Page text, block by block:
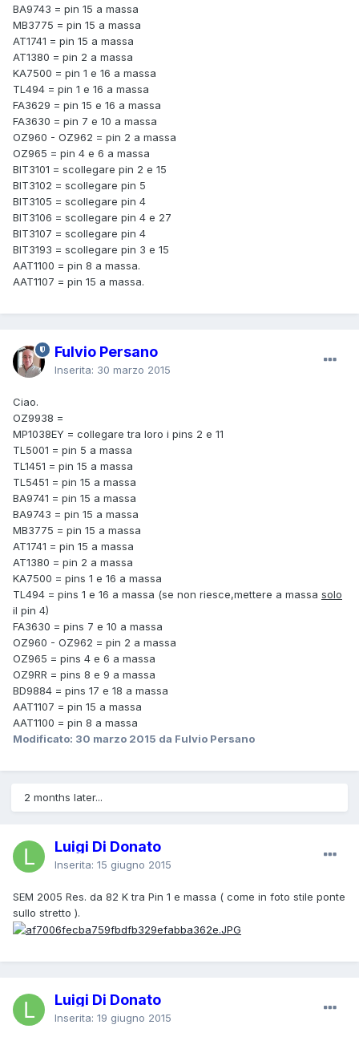
BA9743 = pin 15 a massa
MB3775 = pin 15 a massa
AT1741 = pin 15 a massa
AT1380 = pin 2 a massa
KA7500 = pin 1 e 16 a massa
TL494 = pin 1 e 16 a massa
FA3629 = pin 15 e 16 a massa
FA3630 = pin 7 e 10 a massa
OZ960 - OZ962 = pin 2 a massa
OZ965 = pin 4 e 6 a massa
BIT3101 = scollegare pin 2 e 15
BIT3102 = scollegare pin 5
BIT3105 = scollegare pin 4
BIT3106 = scollegare pin 4 e 27
BIT3107 = scollegare pin 4
BIT3193 = scollegare pin 3 e 15
AAT1100 = pin 8 a massa.
AAT1107 = pin 15 a massa.
Fulvio Persano
Inserita: 30 marzo 2015
Ciao.
OZ9938 =
MP1038EY = collegare tra loro i pins 2 e 11
TL5001 = pin 5 a massa
TL1451 = pin 15 a massa
TL5451 = pin 15 a massa
BA9741 = pin 15 a massa
BA9743 = pin 15 a massa
MB3775 = pin 15 a massa
AT1741 = pin 15 a massa
AT1380 = pin 2 a massa
KA7500 = pins 1 e 16 a massa
TL494 = pins 1 e 16 a massa (se non riesce,mettere a massa solo
il pin 4)
FA3630 = pins 7 e 10 a massa
OZ960 - OZ962 = pin 2 a massa
OZ965 = pins 4 e 6 a massa
OZ9RR = pins 8 e 9 a massa
BD9884 = pins 17 e 18 a massa
AAT1107 = pin 15 a massa
AAT1100 = pin 8 a massa
Modificato: 30 marzo 2015 da Fulvio Persano
2 months later...
Luigi Di Donato
Inserita: 15 giugno 2015
SEM 2005 Res. da 82 K tra Pin 1 e massa ( come in foto stile ponte
sullo stretto ).
Luigi Di Donato
Inserita: 19 giugno 2015